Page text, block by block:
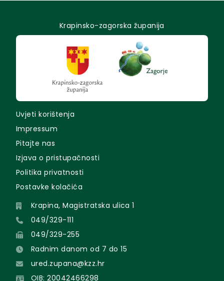
Krapinsko-zagorska županija
Uvjeti korištenja
Impressum
Pitajte nas
Izjava o pristupačnosti
Politika privatnosti
Postavke kolačića
Krapina, Magistratska ulica 1
049/329-111
049/329-255
Radnim danom od 7 do 15
ured.zupana@kzz.hr
OIB: 20042466298